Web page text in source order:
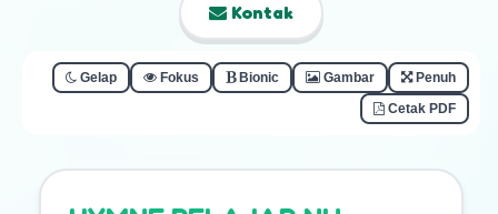
Kontak
Gelap Fokus Bionic Gambar
Penuh
Cetak PDF